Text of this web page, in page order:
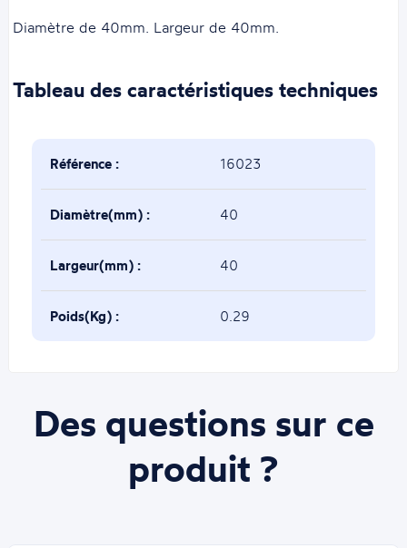
Diamètre de 40mm. Largeur de 40mm.
Tableau des caractéristiques techniques
Référence : 16023
Diamètre(mm) : 40
Largeur(mm) : 40
Poids(Kg) : 0.29
Des questions sur ce
produit ?